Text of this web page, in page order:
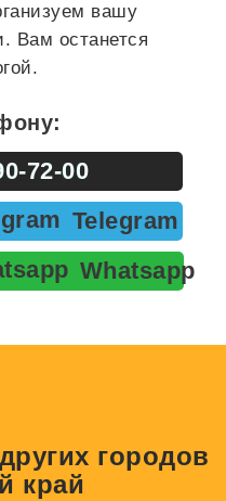
вашу
Вам останется
72-00
Telegram
Whatsapp
городов
край